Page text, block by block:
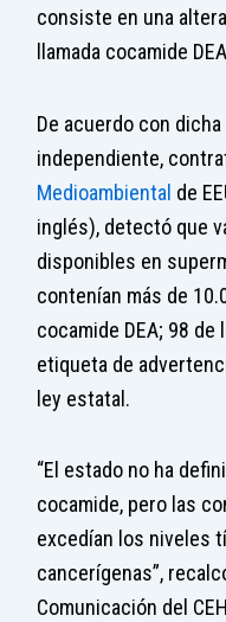
consiste en una
llamada cocamide
De acuerdo con
independiente,
Medioambiental de
inglés), detectó que
disponibles en
contenían más de
cocamide DEA; 98
etiqueta de
ley estatal.
“El estado no ha
cocamide, pero las
excedían los niveles
cancerígenas”,
Comunicación del